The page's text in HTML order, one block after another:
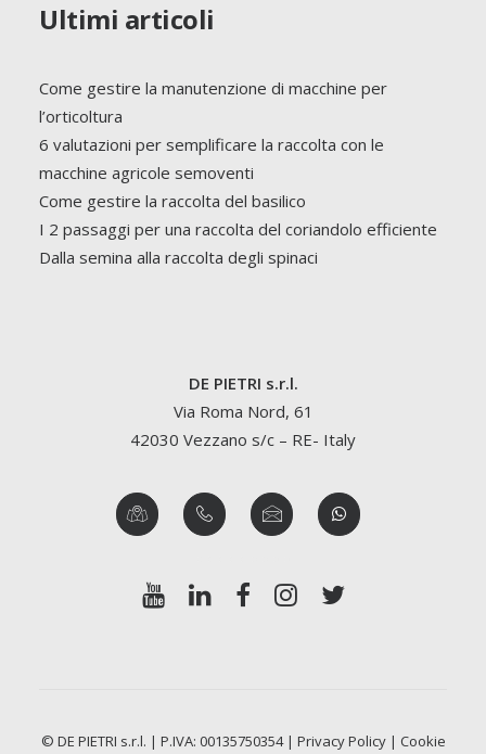
Ultimi articoli
Come gestire la manutenzione di macchine per
l’orticoltura
6 valutazioni per semplificare la raccolta con le
macchine agricole semoventi
Come gestire la raccolta del basilico
I 2 passaggi per una raccolta del coriandolo efficiente
Dalla semina alla raccolta degli spinaci
DE PIETRI s.r.l.
Via Roma Nord, 61
42030 Vezzano s/c – RE- Italy
© DE PIETRI s.r.l. | P.IVA: 00135750354 | Privacy Policy| Cookie